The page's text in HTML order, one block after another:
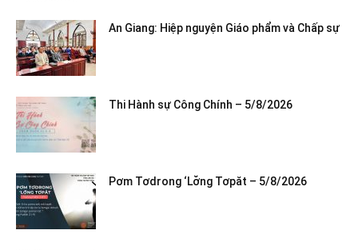
An Giang: Hiệp nguyện Giáo phẩm và Chấp sự
Thi Hành sự Công Chính – 5/8/2026
Pơm Tơdrong ‘Lơ̆ng Tơpăt – 5/8/2026